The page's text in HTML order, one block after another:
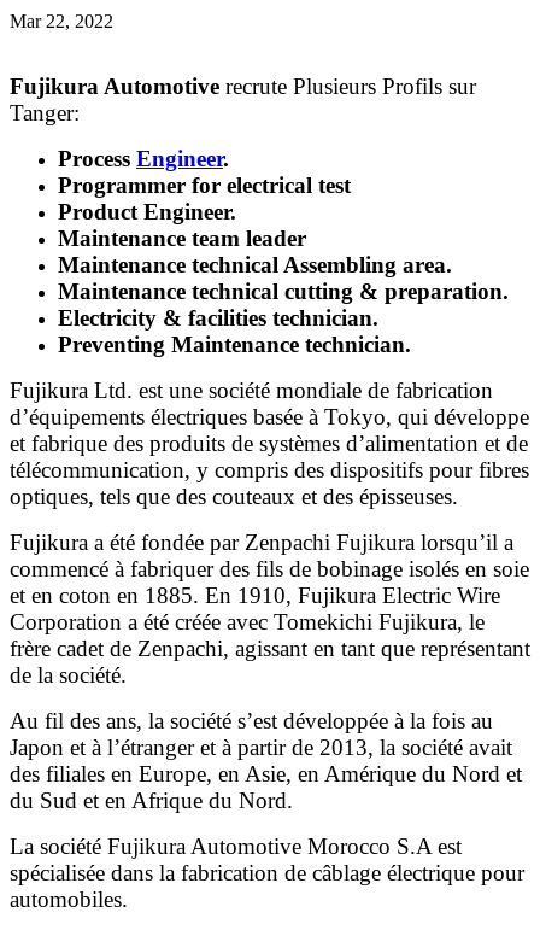
Mar 22, 2022
Fujikura Automotive recrute Plusieurs Profils sur
Tanger:
Process Engineer.
Programmer for electrical test
Product Engineer.
Maintenance team leader
Maintenance technical Assembling area.
Maintenance technical cutting & preparation.
Electricity & facilities technician.
Preventing Maintenance technician.
Fujikura Ltd. est une société mondiale de fabrication
d’équipements électriques basée à Tokyo, qui développe
et fabrique des produits de systèmes d’alimentation et de
télécommunication, y compris des dispositifs pour fibres
optiques, tels que des couteaux et des épisseuses.
Fujikura a été fondée par Zenpachi Fujikura lorsqu’il a
commencé à fabriquer des fils de bobinage isolés en soie
et en coton en 1885. En 1910, Fujikura Electric Wire
Corporation a été créée avec Tomekichi Fujikura, le
frère cadet de Zenpachi, agissant en tant que représentant
de la société.
Au fil des ans, la société s’est développée à la fois au
Japon et à l’étranger et à partir de 2013, la société avait
des filiales en Europe, en Asie, en Amérique du Nord et
du Sud et en Afrique du Nord.
La société Fujikura Automotive Morocco S.A est
spécialisée dans la fabrication de câblage électrique pour
automobiles.